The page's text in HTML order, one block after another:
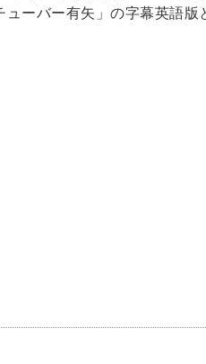
ーバー有矢」の字幕英語版